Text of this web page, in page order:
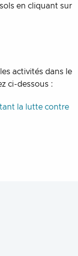
en cliquant sur
activités dans le
ci-dessous :
la lutte contre